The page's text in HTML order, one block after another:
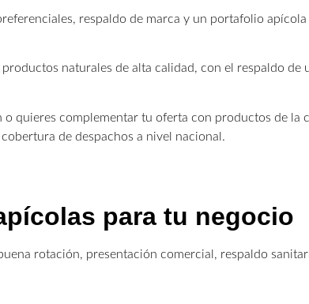
respaldo de marca y un portafolio
naturales de alta calidad, con el respaldo
quieres complementar tu oferta con productos de la
de despachos a nivel nacional.
para tu negocio
rotación, presentación comercial, respaldo